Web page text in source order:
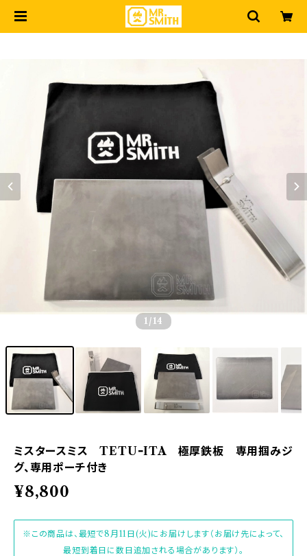
1 /14
ミスタースミス TETUｰITA 極厚鉄板 専用掴みジ
グ、専用ポーチ付き
¥8,800
※この商品は、最短で8月11日(火)にお届けします（お届け先によって、
最短到着日に数日追加される場合があります）。